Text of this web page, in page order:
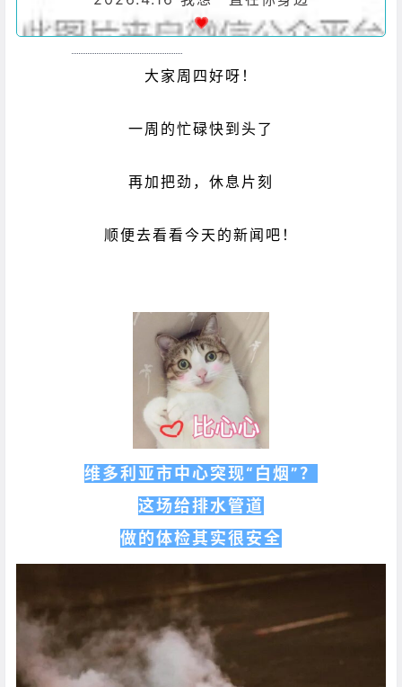
大家周四好呀！
一周的忙碌快到头了
再加把劲，休息片刻
顺便去看看今天的新闻吧！
维多利亚市中心突现“白烟”？
这场给排水管道
做的体检其实很安全